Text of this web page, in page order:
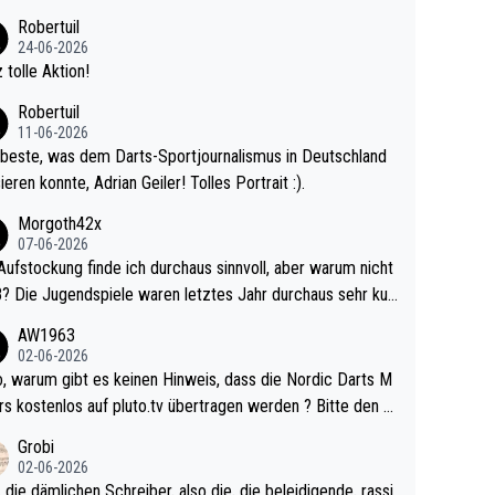
Da gewinnst keinen Blumentopf - ist ja n
eines Kreisligisten vs einem Bu
Robertuil
24-06-2026
tolle Aktion!
Robertuil
11-06-2026
was dem Darts-Sportjournalismus in Deutschland
konnte, Adrian Geiler! Tolles Portrait :).
Morgoth42x
07-06-2026
finde ich durchaus sinnvoll, aber warum nicht
sehr kur
Somit ändert die automatische Qualifikation des Weltm
nichts. Ich denke sie wollen damit für nächste
wenig WDF Turniere spielen. Dies war bei Archie Self l
Jahr der Fall. Er musste als amtierender Weltmeister d
AW1963
02-06-2026
M
kostenlos auf pluto.tv übertragen werden ? Bitte den A
Grobi
02-06-2026